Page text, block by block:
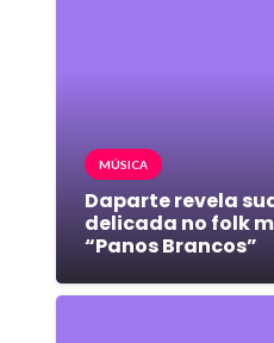
MÚSICA
Daparte revela
delicada no folk
“Panos Brancos”